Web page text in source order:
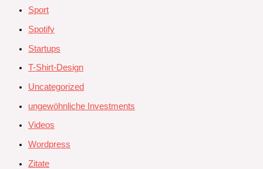
Sport
Spotify
Startups
T-Shirt-Design
Uncategorized
ungewöhnliche Investments
Videos
Wordpress
Zitate